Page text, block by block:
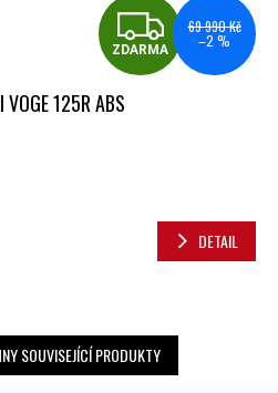
ZDARMA
69 990 Kč
–2 %
125R ABS
DETAIL
SOUVISEJÍCÍ PRODUKTY